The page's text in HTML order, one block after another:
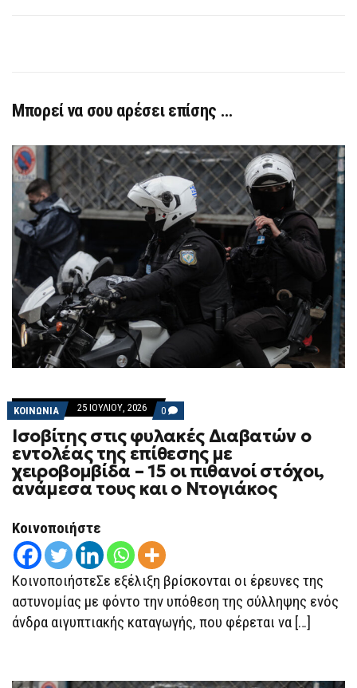
Μπορεί να σου αρέσει επίσης …
ΚΟΙΝΩΝΙΑ 25 ΙΟΥΛΊΟΥ, 2026 0 COMMENTS
ON
ΙΣΟΒΊΤΗΣ
ΣΤΙΣ
ΦΥΛΑΚΈΣ
ΔΙΑΒΑΤΏΝ
Ο
ΕΝΤΟΛΈΑΣ
ΟΙ
ΠΙΘΑΝΟΊ
ΣΤΌΧΟΙ,
ΤΟΥΣ
Ισοβίτης στις φυλακές Διαβατών ο
εντολέας της επίθεσης με
χειροβομβίδα – 15 οι πιθανοί στόχοι,
ανάμεσα τους και ο Ντογιάκος
Κοινοποιήστε
ΚοινοποιήστεΣε εξέλιξη βρίσκονται οι έρευνες της
αστυνομίας με φόντο την υπόθεση της σύλληψης ενός
άνδρα αιγυπτιακής καταγωγής, που φέρεται να […]